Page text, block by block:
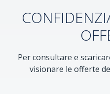
Per consultare e
visionare le offerte